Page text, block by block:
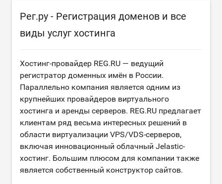
Рег.ру - Регистрация доменов и все
виды услуг хостинга
Хостинг-провайдер REG.RU — ведущий
регистратор доменных имён в России.
Параллельно компания является одним из
крупнейших провайдеров виртуального
хостинга и аренды серверов. REG.RU предлагает
клиентам ряд весьма интересных решений в
области виртуализации VPS/VDS-серверов,
включая инновационный облачный Jelastic-
хостинг. Большим плюсом для компании также
является собственный конструктор сайтов.